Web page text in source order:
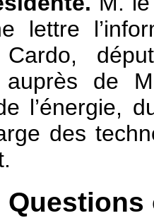
lettre
auprès de
l’énergie,
des
Questions